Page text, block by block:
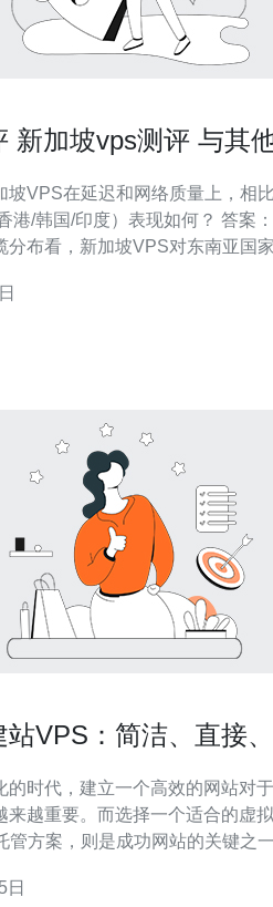
新加坡vps测评 与其
坡VPS在延迟和网络质量上，相
港/韩国/印度）表现如何？ 答案
分布看，新加坡VPS对东南亚国
新加坡是区域性互联网枢纽，拥有
站VPS：简洁、直接
的时代，建立一个高效的网站对
来越重要。而选择一个适合的虚
管方案，则是成功网站的关键之
理解并做出明智的选择。 1. 优越的网络
日